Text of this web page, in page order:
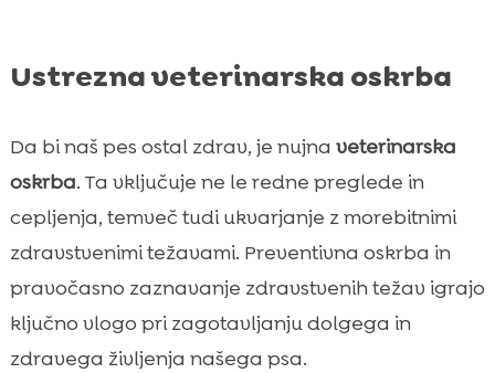
Ustrezna veterinarska oskrba
Da bi naš pes ostal zdrav, je nujna veterinarska
oskrba. Ta vključuje ne le redne preglede in
cepljenja, temveč tudi ukvarjanje z morebitnimi
zdravstvenimi težavami. Preventivna oskrba in
pravočasno zaznavanje zdravstvenih težav igrajo
ključno vlogo pri zagotavljanju dolgega in
zdravega življenja našega psa.